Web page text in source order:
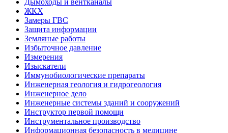
Дымоходы и вентканалы
ЖКХ
Замеры ГВС
Защита информации
Земляные работы
Избыточное давление
Измерения
Изыскатели
Иммунобиологические препараты
Инженерная геология и гидрогеология
Инженерное дело
Инженерные системы зданий и сооружений
Инструктор первой помощи
Инструментальное производство
Информационная безопасность в медицине